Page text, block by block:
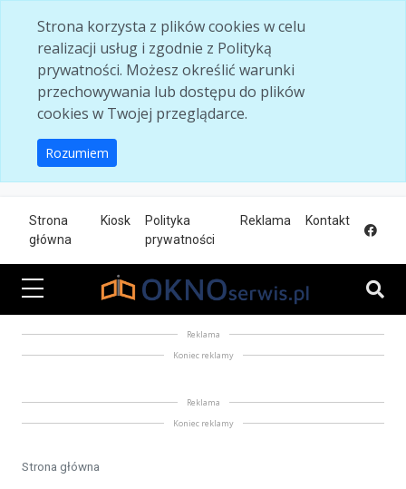
Strona korzysta z plików cookies w celu
realizacji usług i zgodnie z Polityką
prywatności. Możesz określić warunki
przechowywania lub dostępu do plików
cookies w Twojej przeglądarce.
Rozumiem
Strona
główna
Kiosk
Polityka
prywatności
Reklama Kontakt
Reklama
Koniec reklamy
Reklama
Koniec reklamy
Strona główna